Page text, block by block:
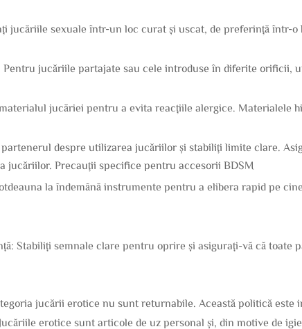
jucăriile sexuale într-un loc curat și uscat, de preferință într-
jucăriile partajate sau cele introduse în diferite orificii,
jucăriei pentru a evita reacțiile alergice. Materialele
despre utilizarea jucăriilor și stabiliți limite clare.
jucăriilor. Precauții specifice pentru accesorii BDSM
la îndemână instrumente pentru a elibera rapid pe
Stabiliți semnale clare pentru oprire și asigurați-vă că toate
jucării erotice nu sunt returnabile. Această politică
erotice sunt articole de uz personal și, din motive de